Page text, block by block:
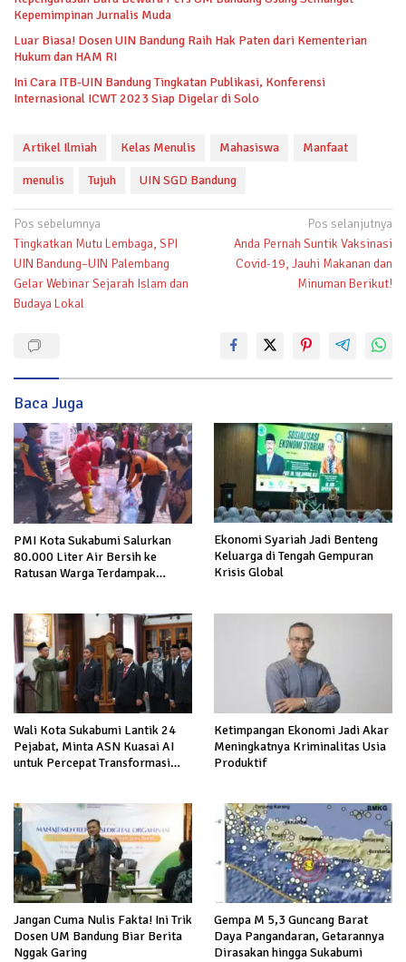
Kepemimpinan Jurnalis Muda
Luar Biasa! Dosen UIN Bandung Raih Hak Paten dari Kementerian
Hukum dan HAM RI
Ini Cara ITB-UIN Bandung Tingkatan Publikasi, Konferensi
Internasional ICWT 2023 Siap Digelar di Solo
Artikel Ilmiah Kelas Menulis Mahasiswa Manfaat
menulis Tujuh UIN SGD Bandung
Navigasi
pos
Pos sebelumnya
Tingkatkan Mutu Lembaga, SPI
UIN Bandung–UIN Palembang
Gelar Webinar Sejarah Islam dan
Budaya Lokal
Pos selanjutnya
Anda Pernah Suntik Vaksinasi
Covid-19, Jauhi Makanan dan
Minuman Berikut!
Baca Juga
PMI Kota Sukabumi Salurkan
80.000 Liter Air Bersih ke
Ratusan Warga Terdampak
Ekonomi Syariah Jadi Benteng
Keluarga di Tengah Gempuran
Krisis Global
Wali Kota Sukabumi Lantik 24
Pejabat, Minta ASN Kuasai AI
untuk Percepat Transformasi
Ketimpangan Ekonomi Jadi Akar
Meningkatnya Kriminalitas Usia
Produktif
Jangan Cuma Nulis Fakta! Ini Trik
Dosen UM Bandung Biar Berita
Nggak Garing
Gempa M 5,3 Guncang Barat
Daya Pangandaran, Getarannya
Dirasakan hingga Sukabumi